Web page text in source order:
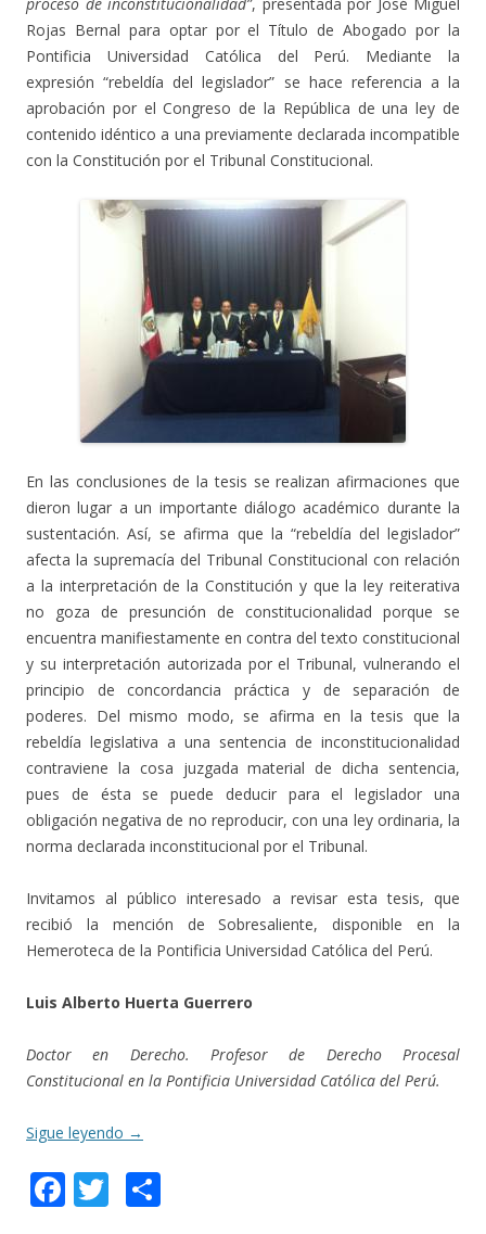
proceso de inconstitucionalidad”, presentada por José Miguel
Rojas Bernal para optar por el Título de Abogado por la
Pontificia Universidad Católica del Perú. Mediante la
expresión “rebeldía del legislador” se hace referencia a la
aprobación por el Congreso de la República de una ley de
contenido idéntico a una previamente declarada incompatible
con la Constitución por el Tribunal Constitucional.
En las conclusiones de la tesis se realizan afirmaciones que
dieron lugar a un importante diálogo académico durante la
sustentación. Así, se afirma que la “rebeldía del legislador”
afecta la supremacía del Tribunal Constitucional con relación
a la interpretación de la Constitución y que la ley reiterativa
no goza de presunción de constitucionalidad porque se
encuentra manifiestamente en contra del texto constitucional
y su interpretación autorizada por el Tribunal, vulnerando el
principio de concordancia práctica y de separación de
poderes. Del mismo modo, se afirma en la tesis que la
rebeldía legislativa a una sentencia de inconstitucionalidad
contraviene la cosa juzgada material de dicha sentencia,
pues de ésta se puede deducir para el legislador una
obligación negativa de no reproducir, con una ley ordinaria, la
norma declarada inconstitucional por el Tribunal.
Invitamos al público interesado a revisar esta tesis, que
recibió la mención de Sobresaliente, disponible en la
Hemeroteca de la Pontificia Universidad Católica del Perú.
Luis Alberto Huerta Guerrero
Doctor en Derecho. Profesor de Derecho Procesal
Constitucional en la Pontificia Universidad Católica del Perú.
Sigue leyendo →
F T